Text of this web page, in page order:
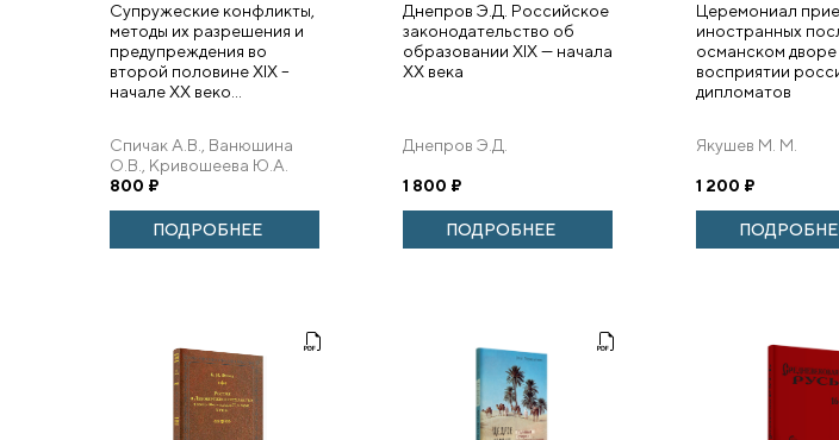
Супружеские конфликты,
методы их разрешения и
предупреждения во
второй половине XIX –
начале XX веко...
Спичак А.В., Ванюшина
О.В., Кривошеева Ю.А.
800 ₽
ПОДРОБНЕЕ
Днепров Э.Д. Российское
законодательство об
образовании XIX — начала
XX века
Днепров Э.Д.
1 800 ₽
ПОДРОБНЕЕ
Церемониал
иностранных
османском дворе
восприятии
дипломатов
Якушев М. М.
1 200 ₽